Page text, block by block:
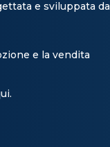
e sviluppata da
e la vendita